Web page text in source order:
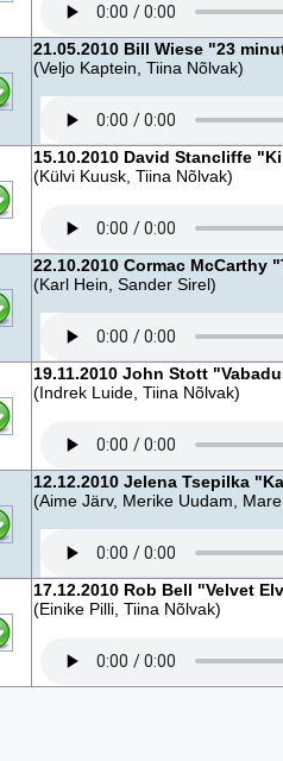
21.05.2010 Bill Wiese "23
(Veljo Kaptein, Tiina Nõlvak)
15.10.2010 David Stancliffe
(Külvi Kuusk, Tiina Nõlvak)
22.10.2010 Cormac McCarthy
(Karl Hein, Sander Sirel)
19.11.2010 John Stott
(Indrek Luide, Tiina Nõlvak)
12.12.2010 Jelena Tsepilka
(Aime Järv, Merike Uudam,
17.12.2010 Rob Bell "Velvet
(Einike Pilli, Tiina Nõlvak)